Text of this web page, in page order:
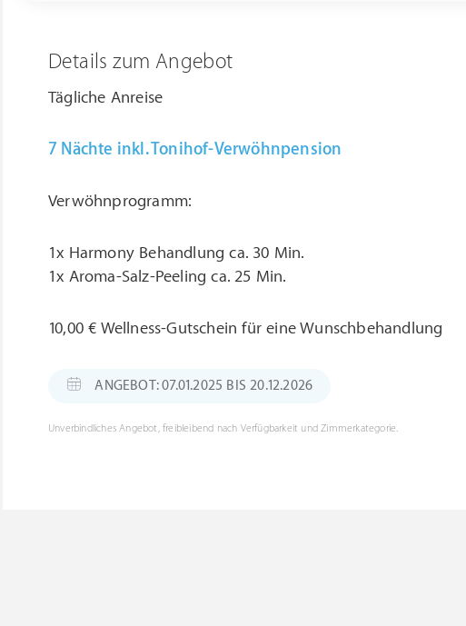
Details zum Angebot
Tägliche Anreise
7 Nächte inkl. Tonihof-Verwöhnpension
Verwöhnprogramm:
1x Harmony Behandlung ca. 30 Min.
1x Aroma-Salz-Peeling ca. 25 Min.
10,00 € Wellness-Gutschein für eine Wunschbehandlung
ANGEBOT: 07.01.2025 BIS 20.12.2026
Unverbindliches Angebot, freibleibend nach Verfügbarkeit und Zimmerkategorie.